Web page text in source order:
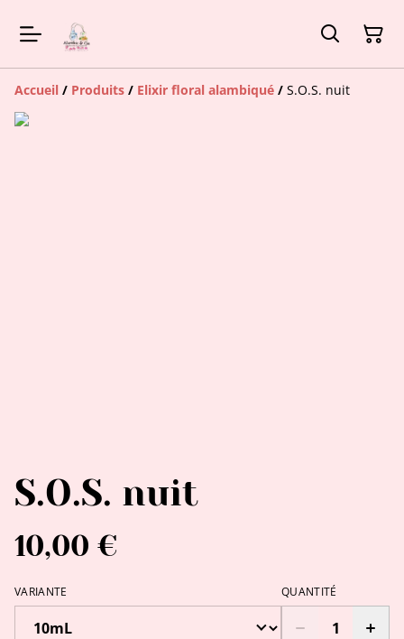
Accueil / Produits / Elixir floral alambiqué / S.O.S. nuit
S.O.S. nuit
10,00 €
VARIANTE QUANTITÉ